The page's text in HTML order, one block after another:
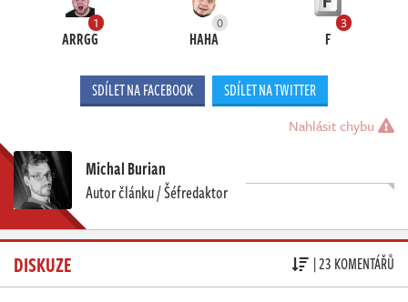
1
ARRGG
0
HAHA
3
F
SDÍLET NA FACEBOOK SDÍLET NA TWITTER
Nahlásit chybu
Michal Burian
Autor článku / Šéfredaktor
DISKUZE | 23 KOMENTÁŘŮ